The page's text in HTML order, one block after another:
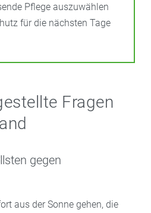
Pflege auszuwählen
für die nächsten Tage
Fragen
gegen
aus der Sonne gehen, die